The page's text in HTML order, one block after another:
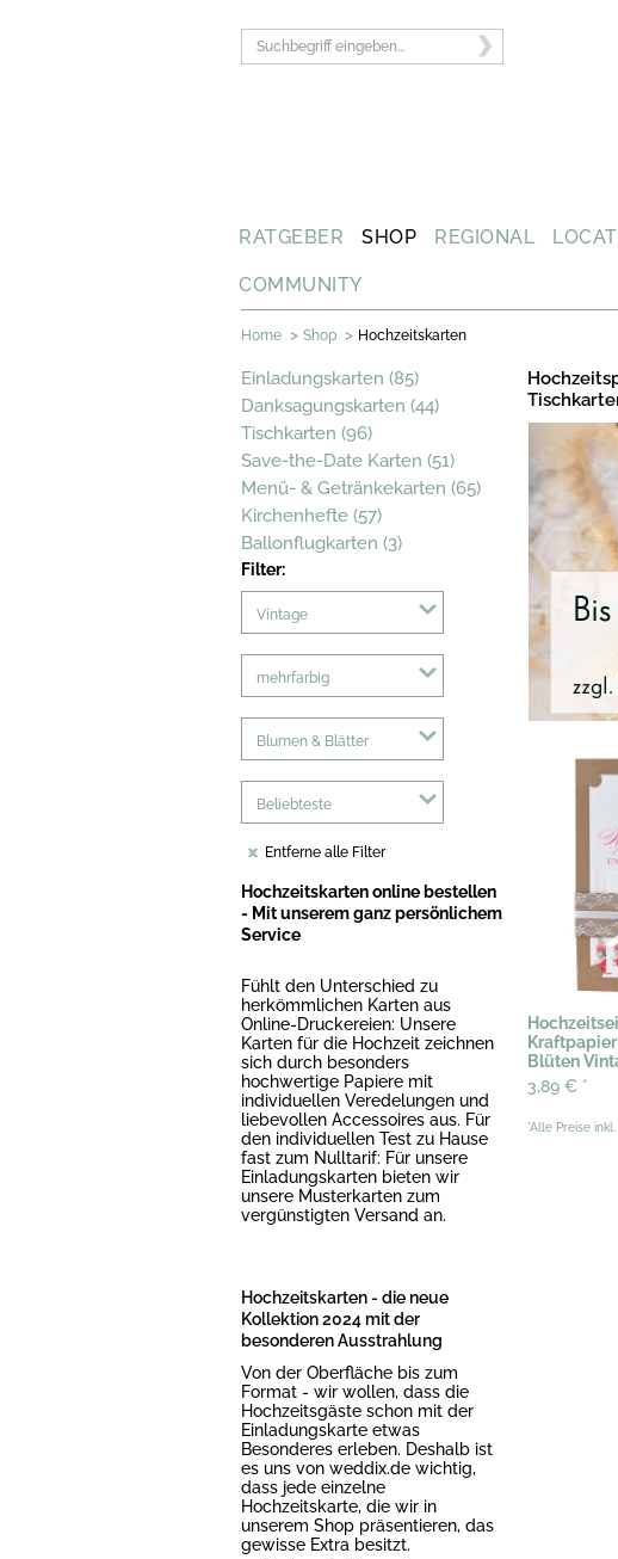
RATGEBER SHOP REGIONAL
COMMUNITY
Home > Shop > Hochzeitskarten
Einladungskarten (85)
Danksagungskarten (44)
Tischkarten (96)
Save-the-Date Karten (51)
Menü- & Getränkekarten (65)
Kirchenhefte (57)
Ballonflugkarten (3)
Filter:
Vintage
mehrfarbig
Blumen & Blätter
Beliebteste
Entferne alle Filter
Hochzeitskarten online bestellen
- Mit unserem ganz persönlichem
Service
Fühlt den Unterschied zu
herkömmlichen Karten aus
Online-Druckereien: Unsere
Karten für die Hochzeit zeichnen
sich durch besonders
hochwertige Papiere mit
individuellen Veredelungen und
liebevollen Accessoires aus. Für
den individuellen Test zu Hause
fast zum Nulltarif: Für unsere
Einladungskarten bieten wir
unsere Musterkarten zum
vergünstigten Versand an.
Hochzeitskarten - die neue
Kollektion 2024 mit der
besonderen Ausstrahlung
Von der Oberfläche bis zum
Format - wir wollen, dass die
Hochzeitsgäste schon mit der
Einladungskarte etwas
Besonderes erleben. Deshalb ist
es uns von weddix.de wichtig,
dass jede einzelne
Hochzeitskarte, die wir in
unserem Shop präsentieren, das
gewisse Extra besitzt.
Blüten
3,89 € *
*Alle Preise